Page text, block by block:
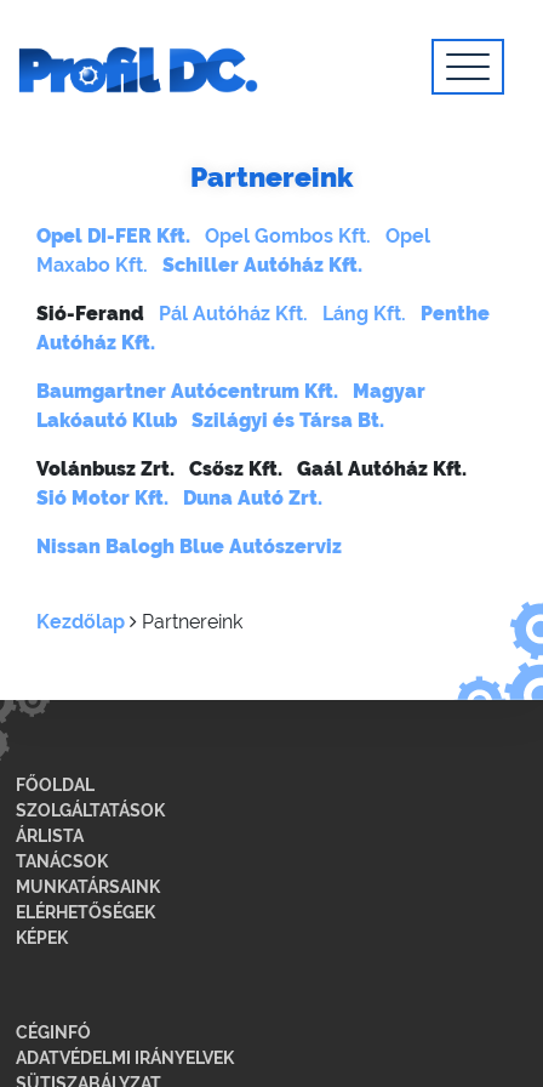
content
Partnereink
Opel DI-FER Kft. Opel Gombos Kft.
Opel
Maxabo Kft.
Schiller Autóház Kft.
Sió-Ferand Pál Autóház Kft. Láng Kft.
Penthe
Autóház Kft.
Baumgartner Autócentrum Kft.
Magyar
Lakóautó Klub
Szilágyi és Társa Bt.
Volánbusz Zrt. Csősz Kft. Gaál Autóház Kft.
Sió Motor Kft.
Duna Autó Zrt.
Nissan Balogh Blue Autószerviz
Kezdőlap Partnereink
FŐOLDAL
SZOLGÁLTATÁSOK
ÁRLISTA
TANÁCSOK
MUNKATÁRSAINK
ELÉRHETŐSÉGEK
KÉPEK
CÉGINFÓ
ADATVÉDELMI IRÁNYELVEK